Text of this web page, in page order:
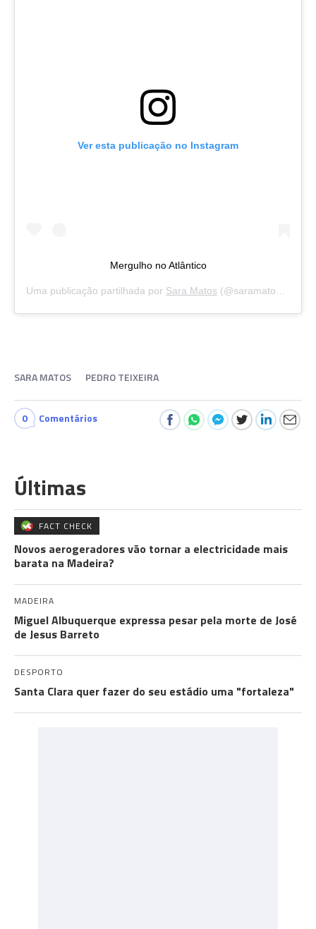
Ver esta publicação no Instagram
Mergulho no Atlântico
Uma publicação partilhada por Sara Matos (@saramatosofficial) a
SARA MATOS PEDRO TEIXEIRA
0 Comentários
Últimas
FACT CHECK
Novos aerogeradores vão tornar a electricidade mais
barata na Madeira?
MADEIRA
Miguel Albuquerque expressa pesar pela morte de José
de Jesus Barreto
DESPORTO
Santa Clara quer fazer do seu estádio uma "fortaleza"